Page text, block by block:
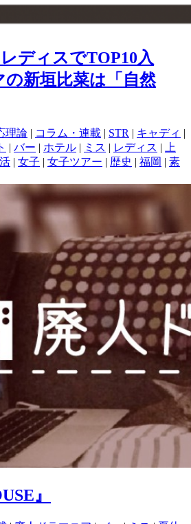
ディスでTOP10入
の新垣比菜は「自然
理論 | コラム・連載 | STR | キャディ |
| バー | ホテル | ミス | レディス |
上
| 女子 | 女子ツアー | 歴史 | 福岡 | 素
』